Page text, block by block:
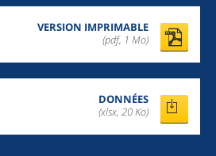
VERSION IMPRIMABLE
(pdf, 1 Mo)
DONNÉES
(xlsx, 20 Ko)